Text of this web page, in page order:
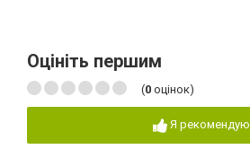
Оцініть першим
(0 оцінок)
Я рекомендую